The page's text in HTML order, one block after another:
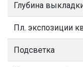
Глубина
Пл. экспозиции
Подсветка